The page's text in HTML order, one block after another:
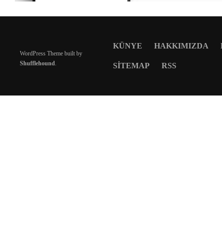
WordPress Theme built by
Shufflehound.
KÜNYE HAKKIMIZDA
SITEMAP RSS